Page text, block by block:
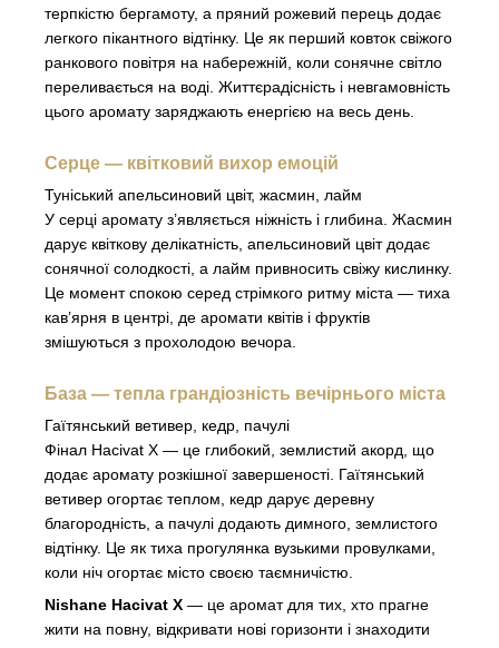
терпкістю бергамоту, а пряний рожевий перець додає
легкого пікантного відтінку. Це як перший ковток свіжого
ранкового повітря на набережній, коли сонячне світло
переливається на воді. Життєрадісність і невгамовність
цього аромату заряджають енергією на весь день.
Серце — квітковий вихор емоцій
Туніський апельсиновий цвіт, жасмин, лайм
У серці аромату з’являється ніжність і глибина. Жасмин
дарує квіткову делікатність, апельсиновий цвіт додає
сонячної солодкості, а лайм привносить свіжу кислинку.
Це момент спокою серед стрімкого ритму міста — тиха
кав’ярня в центрі, де аромати квітів і фруктів
змішуються з прохолодою вечора.
База — тепла грандіозність вечірнього міста
Гаїтянський ветивер, кедр, пачулі
Фінал Hacivat X — це глибокий, землистий акорд, що
додає аромату розкішної завершеності. Гаїтянський
ветивер огортає теплом, кедр дарує деревну
благородність, а пачулі додають димного, землистого
відтінку. Це як тиха прогулянка вузькими провулками,
коли ніч огортає місто своєю таємничістю.
Nishane Hacivat X — це аромат для тих, хто прагне
жити на повну, відкривати нові горизонти і знаходити